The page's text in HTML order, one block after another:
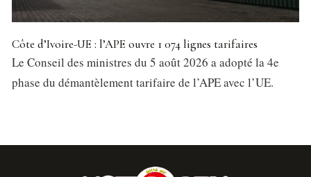
Côte d’Ivoire-UE : l’APE ouvre 1 074 lignes tarifaires
Le Conseil des ministres du 5 août 2026 a adopté la 4e
phase du démantèlement tarifaire de l’APE avec l’UE.